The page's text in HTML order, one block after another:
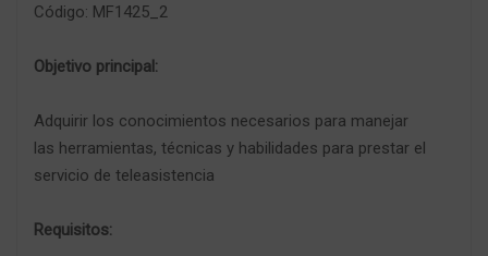
Código: MF1425_2
Objetivo principal:
Adquirir los conocimientos necesarios para manejar
las herramientas, técnicas y habilidades para prestar el
servicio de teleasistencia
Requisitos: